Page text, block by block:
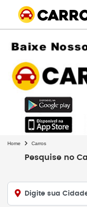
Home Carros
Pesquise no
Digite sua